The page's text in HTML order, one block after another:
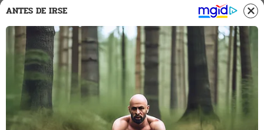
ANTES DE IRSE